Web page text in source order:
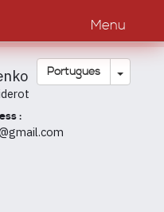
Menu
Português Toggle
: